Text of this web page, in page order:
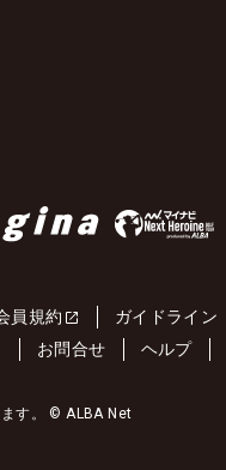
員規約 ガイドライン
お問合せ ヘルプ
す。 © ALBA Net